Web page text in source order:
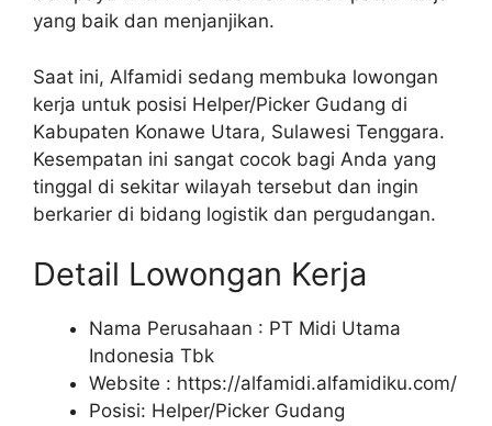
yang baik dan menjanjikan.
Saat ini, Alfamidi sedang membuka lowongan
kerja untuk posisi Helper/Picker Gudang di
Kabupaten Konawe Utara, Sulawesi Tenggara.
Kesempatan ini sangat cocok bagi Anda yang
tinggal di sekitar wilayah tersebut dan ingin
berkarier di bidang logistik dan pergudangan.
Detail Lowongan Kerja
Nama Perusahaan : PT Midi Utama
Indonesia Tbk
Website : https://alfamidi.alfamidiku.com/
Posisi: Helper/Picker Gudang